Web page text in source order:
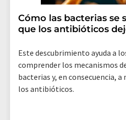
Cómo las bacterias se
que los antibióticos
Este descubrimiento ayuda a
comprender los mecanismos
bacterias y, en consecuencia,
los antibióticos.